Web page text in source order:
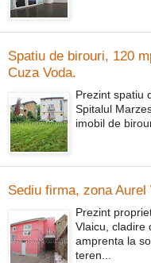
Spatiu de birouri, 120
Cuza Voda.
Prezint spatiu
Spitalul
imobil de
Sediu firma, zona Aurel
Prezint
Vlaicu, cladire
amprenta la
teren...